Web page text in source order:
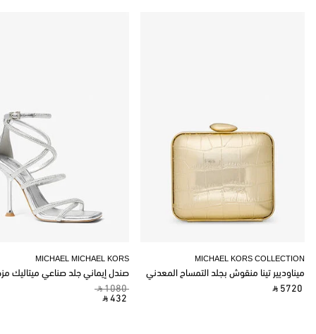
MICHAEL MICHAEL KORS
صندل إيماني جلد صناعي ميتاليك
‎ ⃁ 1080 ‎
‎ ⃁ 432 ‎
MICHAEL KORS COLLECTION
ميناوديير تينا منقوش بجلد التمساح المعدني
‎ ⃁ 5720 ‎